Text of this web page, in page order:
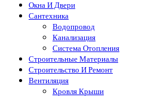
Окна И Двери
Сантехника
Водопровод
Канализация
Система Отопления
Строительные Материалы
Строительство И Ремонт
Вентиляция
Кровля Крыши